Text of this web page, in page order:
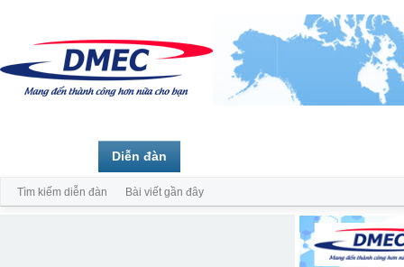
Diễn đàn
Tìm kiếm diễn đàn Bài viết gần đây